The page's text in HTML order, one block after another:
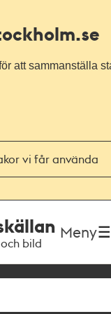
att sammanställa
vi får använda
bild
Meny